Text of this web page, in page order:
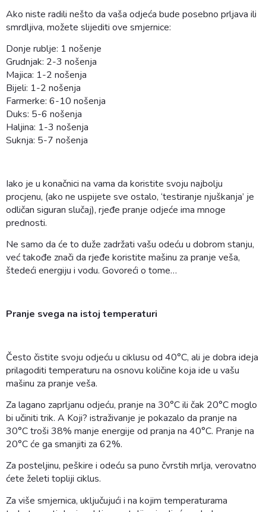
Ako niste radili nešto da vaša odjeća bude posebno prljava ili
smrdljiva, možete slijediti ove smjernice:
Donje rublje: 1 nošenje
Grudnjak: 2-3 nošenja
Majica: 1-2 nošenja
Bijeli: 1-2 nošenja
Farmerke: 6-10 nošenja
Duks: 5-6 nošenja
Haljina: 1-3 nošenja
Suknja: 5-7 nošenja
Iako je u konačnici na vama da koristite svoju najbolju
procjenu, (ako ne uspijete sve ostalo, ‘testiranje njuškanja’ je
odličan siguran slučaj), rjeđe pranje odjeće ima mnoge
prednosti.
Ne samo da će to duže zadržati vašu odeću u dobrom stanju,
već takođe znači da rjeđe koristite mašinu za pranje veša,
štedeći energiju i vodu. Govoreći o tome…
Pranje svega na istoj temperaturi
Često čistite svoju odjeću u ciklusu od 40°C, ali je dobra ideja
prilagoditi temperaturu na osnovu količine koja ide u vašu
mašinu za pranje veša.
Za lagano zaprljanu odjeću, pranje na 30°C ili čak 20°C moglo
bi učiniti trik. A Koji? istraživanje je pokazalo da pranje na
30°C troši 38% manje energije od pranja na 40°C. Pranje na
20°C će ga smanjiti za 62%.
Za posteljinu, peškire i odeću sa puno čvrstih mrlja, verovatno
ćete želeti topliji ciklus.
Za više smjernica, uključujući i na kojim temperaturama